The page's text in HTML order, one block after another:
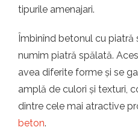
tipurile amenajari.
Îmbinînd betonul cu piatră
numim piatră spălată.
avea diferite forme și se
amplă de culori și texturi,
dintre cele mai atractive
beton.